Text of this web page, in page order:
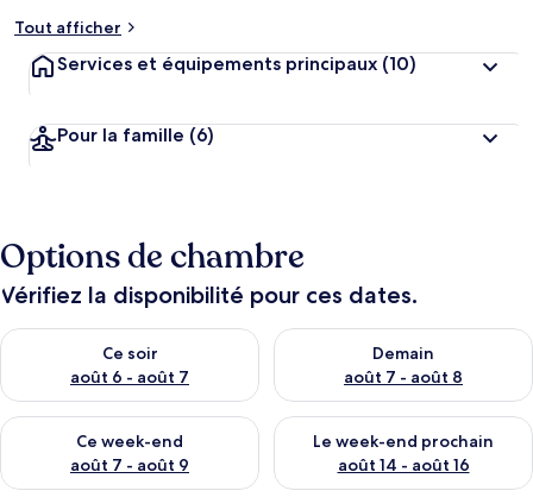
n
x
n
o
é
s
p
Tout afficher
Services et équipements principaux (10)
Pour la famille (6)
Options de chambre
Vérifiez la disponibilité pour ces dates.
Ce soir
août 6 - août 7
Vérifier la disponibilité pour ce soir août 6 - août 7
Demain
août 7 - août 8
Vérifier la disponibilité pour
Ce week-end
août 7 - août 9
Vérifier la disponibilité pour ce week-end août 7 - août 9
Le week-end prochain
août 14 - août 16
Vérifier la disponibilité pour